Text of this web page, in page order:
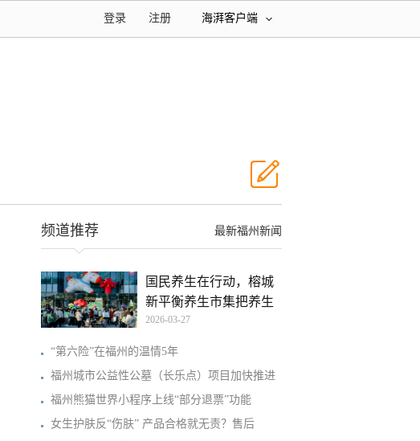
海湃客户端
注册
登录
最新福州新闻
频道推荐
国民养生在行动，榕城
新平衡养生市集把养生
逛
2026-03-27
“第六险”在福州的温情5年
福州城市公益性公墓（长乐点）项目加快推进
福州熊猫世界小程序上线“部分退票”功能
女生护肤反“伤肤” 产品合格就无责？售后